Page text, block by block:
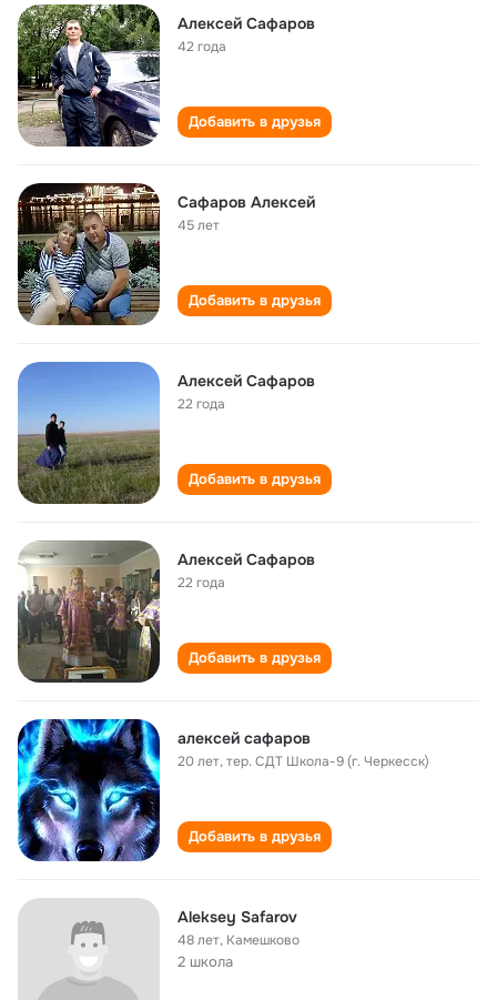
Алексей Сафаров
42 года
Добавить в друзья
Сафаров Алексей
45 лет
Добавить в друзья
Алексей Сафаров
22 года
Добавить в друзья
Алексей Сафаров
22 года
Добавить в друзья
алексей сафаров
20 лет,тер. СДТ Школа-9 (г. Черкесск)
Добавить в друзья
Aleksey Safarov
48 лет, Камешково
2 школа